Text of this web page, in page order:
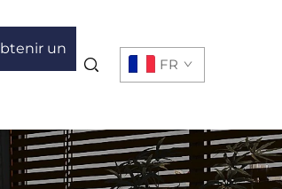
un
FR